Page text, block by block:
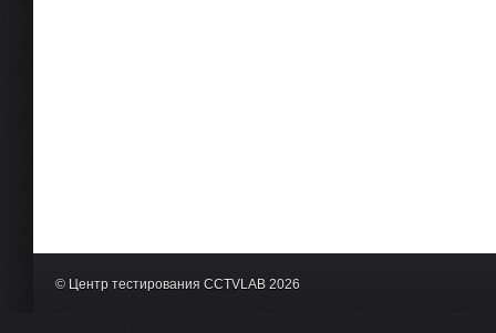
© Центр тестирования CCTVLAB 2026